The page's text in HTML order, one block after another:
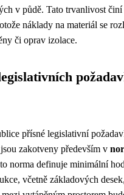
v půdě. Tato trvanlivost
náklady na materiál se
či oprav izolace.
přísné legislativní
zakotveny především v
norma definuje minimální
včetně základových